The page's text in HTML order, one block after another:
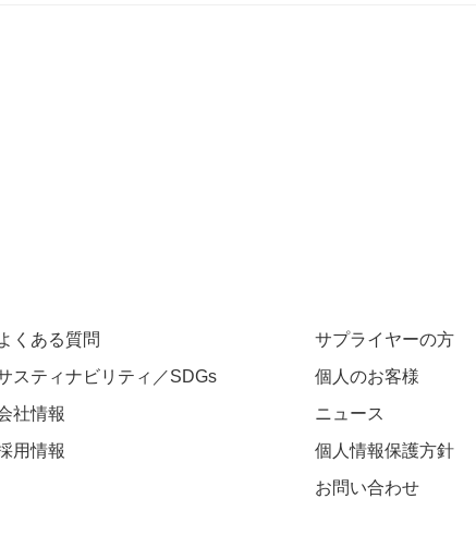
くある質問
スティナビリティ／SDGs
社情報
用情報
サプライヤーの方
個人のお客様
ニュース
個人情報保護方針
お問い合わせ